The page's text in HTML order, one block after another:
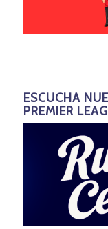
ESCUCHA
PREMIER